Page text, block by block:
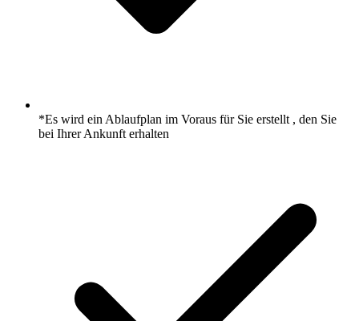
*Es wird ein Ablaufplan im Voraus für Sie erstellt , den Sie
bei Ihrer Ankunft erhalten